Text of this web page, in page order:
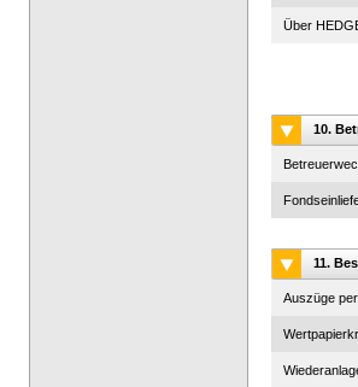
Über
10.
11.
Auszüge